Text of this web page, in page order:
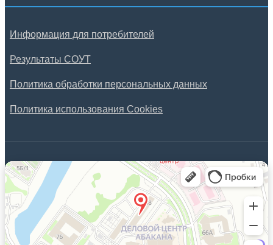
Информация для потребителей
Результаты СОУТ
Политика обработки персональных данных
Политика использования Cookies